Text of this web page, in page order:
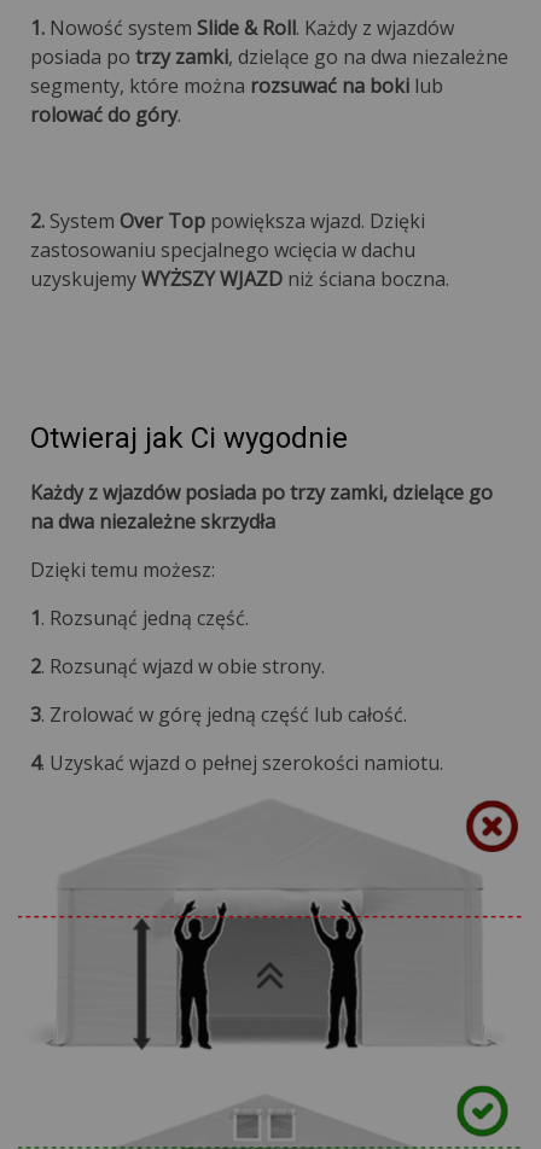
1. Nowość system Slide & Roll. Każdy z wjazdów
posiada po trzy zamki, dzielące go na dwa niezależne
segmenty, które można rozsuwać na boki lub
rolować do góry.
2. System Over Top powiększa wjazd. Dzięki
zastosowaniu specjalnego wcięcia w dachu
uzyskujemyWYŻSZY WJAZD niż ściana boczna.
Otwieraj jak Ci wygodnie
Każdy z wjazdów posiada po trzy zamki, dzielące go
na dwa niezależne skrzydła
Dzięki temu możesz:
1. Rozsunąć jedną część.
2. Rozsunąć wjazd w obie strony.
3. Zrolować w górę jedną część lub całość.
4. Uzyskać wjazd o pełnej szerokości namiotu.